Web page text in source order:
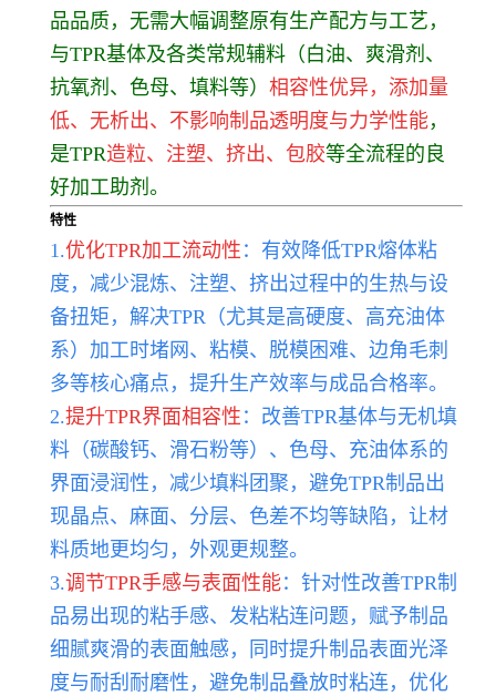
品品质，无需大幅调整原有生产配方与工艺，
与TPR基体及各类常规辅料（白油、爽滑剂、
抗氧剂、色母、填料等） 相容性优异，添加量
低、无析出、不影响制品透明度与力学性能，
是TPR造粒、注塑、挤出、包胶等全流程的良
好加工助剂。
特性
1.优化TPR加工流动性 ：有效降低TPR熔体粘
度，减少混炼、注塑、挤出过程中的生热与设
备扭矩，解决TPR（尤其是高硬度、高充油体
系）加工时堵网、粘模、脱模困难、边角毛刺
多等核心痛点，提升生产效率与成品合格率。
2.提升TPR界面相容性 ：改善TPR基体与无机填
料（碳酸钙、滑石粉等）、色母、充油体系的
界面浸润性，减少填料团聚，避免TPR制品出
现晶点、麻面、分层、色差不均等缺陷，让材
料质地更均匀，外观更规整。
3.调节TPR手感与表面性能：针对性改善TPR制
品易出现的粘手感、发粘粘连问题，赋予制品
细腻爽滑的表面触感，同时提升制品表面光泽
度与耐刮耐磨性，避免制品叠放时粘连，优化